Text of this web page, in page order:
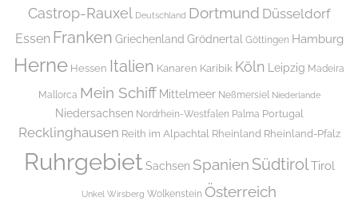
Castrop-Rauxel Deutschland Dortmund Düsseldorf
Essen Franken Griechenland Grödnertal Göttingen Hamburg
Herne Hessen Italien Kanaren Karibik Köln Leipzig Madeira
Mallorca Mein Schiff Mittelmeer Neßmersiel Niederlande
Niedersachsen Nordrhein-Westfalen Palma Portugal
Recklinghausen Reith im Alpachtal Rheinland Rheinland-Pfalz
Ruhrgebiet Sachsen Spanien SüdtirolTirol
Unkel Wirsberg Wolkenstein Österreich